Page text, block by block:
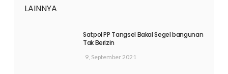
LAINNYA
Satpol PP Tangsel Bakal Segel bangunan
Tak Berizin
9, September 2021